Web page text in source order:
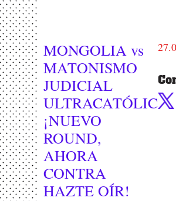
MONGOLIA vs
MATONISMO
JUDICIAL
ULTRACATÓLICO:
¡NUEVO
ROUND,
AHORA
CONTRA
HAZTE OÍR!